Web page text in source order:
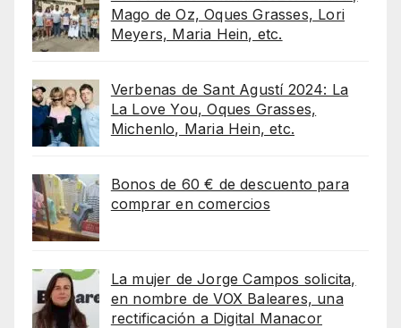
Mago de Oz, Oques Grasses, Lori
Meyers, Maria Hein, etc.
Verbenas de Sant Agustí 2024: La
La Love You, Oques Grasses,
Michenlo, Maria Hein, etc.
Bonos de 60 € de descuento para
comprar en comercios
La mujer de Jorge Campos solicita,
en nombre de VOX Baleares, una
rectificación a Digital Manacor